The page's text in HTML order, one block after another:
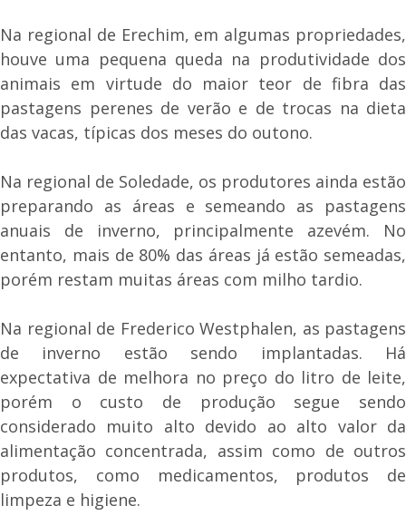
Na regional de Erechim, em algumas propriedades,
houve uma pequena queda na produtividade dos
animais em virtude do maior teor de fibra das
pastagens perenes de verão e de trocas na dieta
das vacas, típicas dos meses do outono.
Na regional de Soledade, os produtores ainda estão
preparando as áreas e semeando as pastagens
anuais de inverno, principalmente azevém. No
entanto, mais de 80% das áreas já estão semeadas,
porém restam muitas áreas com milho tardio.
Na regional de Frederico Westphalen, as pastagens
de inverno estão sendo implantadas. Há
expectativa de melhora no preço do litro de leite,
porém o custo de produção segue sendo
considerado muito alto devido ao alto valor da
alimentação concentrada, assim como de outros
produtos, como medicamentos, produtos de
limpeza e higiene.